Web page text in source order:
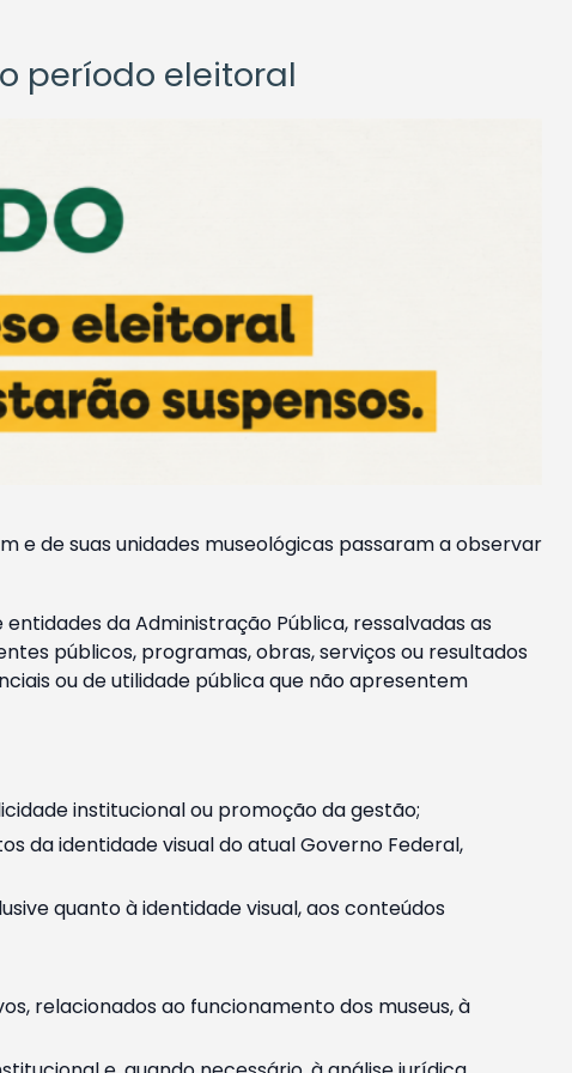
período eleitoral
e de suas unidades museológicas passaram a observar
da Administração Pública, ressalvadas as
públicos, programas, obras, serviços ou resultados
ou de utilidade pública que não apresentem
institucional ou promoção da gestão;
da identidade visual do atual Governo Federal,
quanto à identidade visual, aos conteúdos
relacionados ao funcionamento dos museus, à